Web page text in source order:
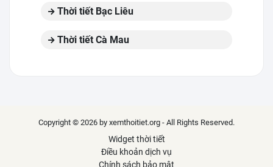
Thời tiết Bạc Liêu
Thời tiết Cà Mau
Copyright © 2026 by xemthoitiet.org - All Rights Reserved.
Widget thời tiết
Điều khoản dịch vụ
Chính sách bảo mật